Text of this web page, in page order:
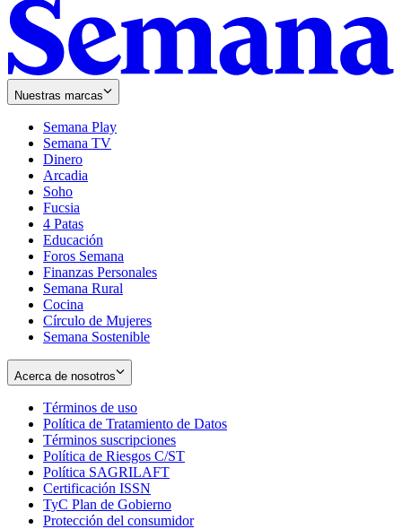
Nuestras marcas
Semana Play
Semana TV
Dinero
Arcadia
Soho
in
new
window
Fucsia
in
new
window
4 Patas
Educación
Foros Semana
Finanzas Personales
Semana Rural
Cocina
Círculo de Mujeres
Semana Sostenible
Acerca de nosotros
Términos de uso
in
new
window
Política de Tratamiento de Datos
Términos suscripciones
in
Política de Riesgos C/ST
Política SAGRILAFT
new
window
Certificación ISSN
in
new
TyC Plan de Gobierno
in
Protección del consumidorOpens